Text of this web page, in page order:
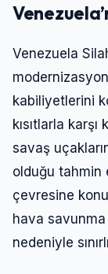
Venezuela
kabiliyetlerini
kısıtlarla
savaş
olduğu tahmin
çevresine
hava
nedeniyle